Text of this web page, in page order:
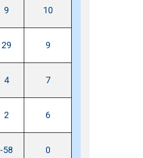
9 10
29 9
4 7
2 6
-58 0